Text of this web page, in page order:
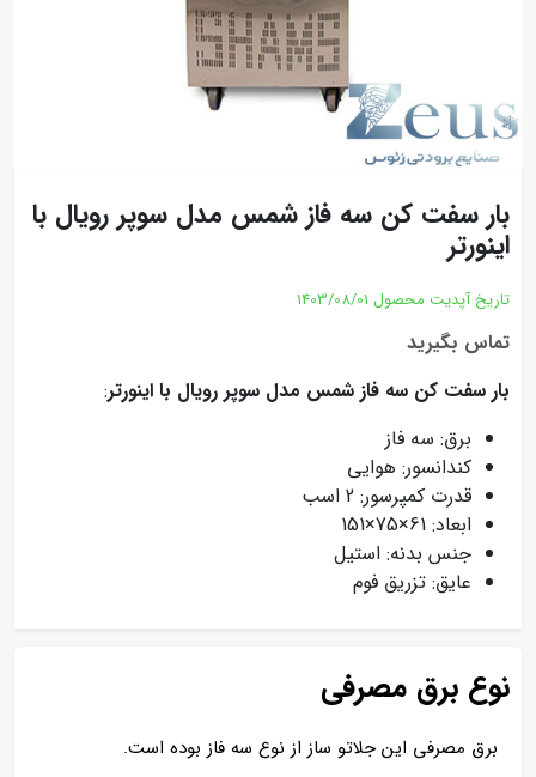
بار سفت کن سه فاز شمس مدل سوپر رویال با
اینورتر
تاریخ آپدیت محصول 1403/08/01
تماس بگیرید
بار سفت کن سه فاز شمس مدل سوپر رویال با اینورتر:
برق: سه فاز
کندانسور: هوایی
قدرت کمپرسور: 2 اسب
ابعاد: 61×75×151
جنس بدنه: استیل
عایق: تزریق فوم
نوع برق مصرفی
برق مصرفی این جلاتو ساز از نوع سه فاز بوده است.